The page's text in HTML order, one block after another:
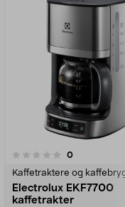
0anmeldelser
Kaffetraktere og
Electrolux EKF7700
kaffetrakter